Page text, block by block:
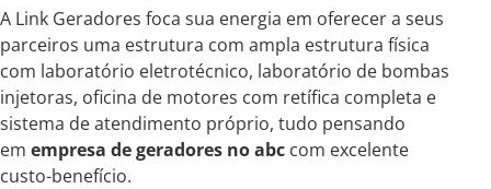
A Link Geradores foca sua energia em oferecer a seus
parceiros uma estrutura com ampla estrutura física
com laboratório eletrotécnico, laboratório de bombas
injetoras, oficina de motores com retífica completa e
sistema de atendimento próprio, tudo pensando
em empresa de geradores no abc com excelente
custo-benefício.